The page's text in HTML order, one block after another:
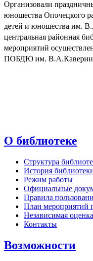
Организовали
юношества Опочецкого
детей и юношества им.
центральная районная
мероприятий
ПОБДЮ им.
О библиотеке
Структура
История
Режим работы
Официальные
Правила
План мероприятий
Независимая
Контакты
Возможности